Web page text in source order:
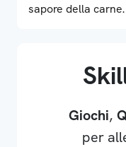
sapore della
Giochi,
per